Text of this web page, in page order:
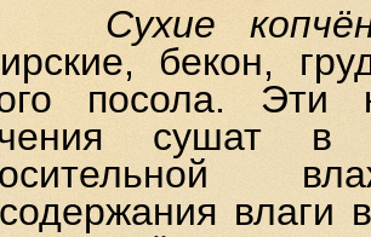
Сухие
бекон,
посола. Эти
сушат
влаги